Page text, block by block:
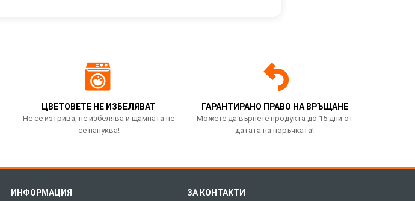
ЦВЕТОВЕТЕ НЕ ИЗБЕЛЯВАТ
Не се изтрива, не избелява и щампата не
се напуква!
ГАРАНТИРАНО ПРАВО НА ВРЪЩАНЕ
Можете да върнете продукта до 15 дни от
датата на поръчката!
ИНФОРМАЦИЯ ЗА КОНТАКТИ